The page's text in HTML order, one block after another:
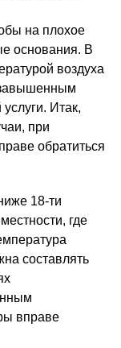
на плохое
основания. В
воздуха
Итак,
при
обратиться
18-ти
где
составлять
вправе